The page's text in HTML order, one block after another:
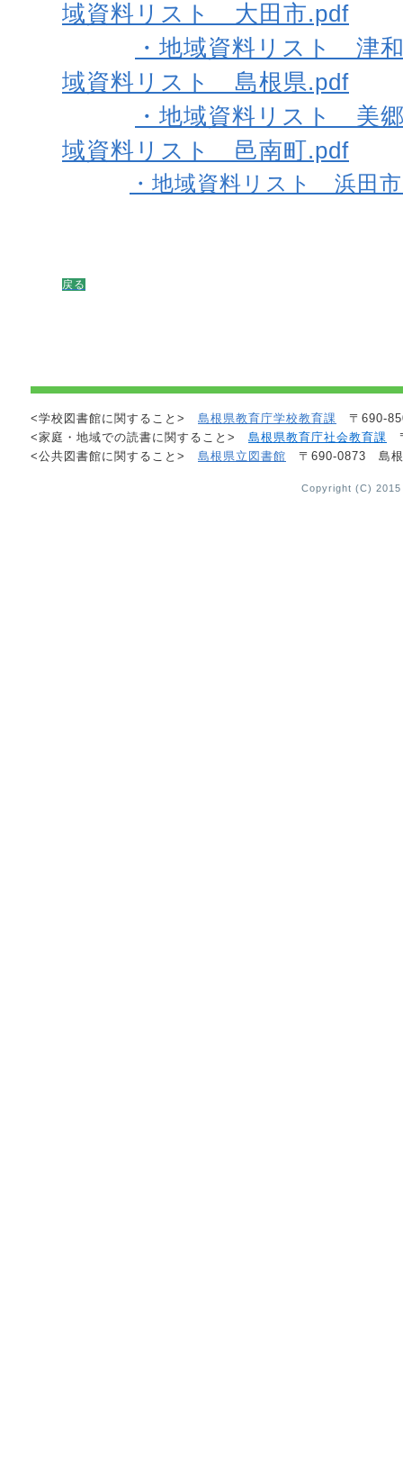
域資料リスト 大田市.pdf
・地域資料リスト 津
域資料リスト 島根県.pdf
・地域資料リスト 美
域資料リスト 邑南町.pdf
・地域資料リスト 浜田
戻る
<学校図書館に関すること> 島根県教育庁学校教育課 〒690-
<家庭・地域での読書に関すること> 島根県教育庁社会教育課
<公共図書館に関すること> 島根県立図書館 〒690-0873 島根
Copyright (C)